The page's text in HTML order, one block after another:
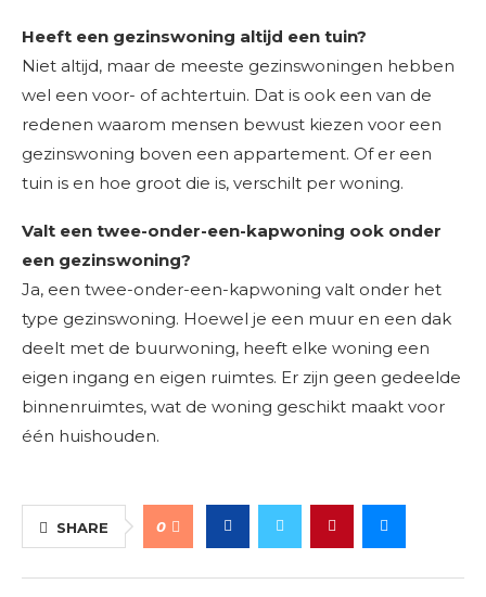
Heeft een gezinswoning altijd een tuin?
Niet altijd, maar de meeste gezinswoningen hebben
wel een voor- of achtertuin. Dat is ook een van de
redenen waarom mensen bewust kiezen voor een
gezinswoning boven een appartement. Of er een
tuin is en hoe groot die is, verschilt per woning.
Valt een twee-onder-een-kapwoning ook onder
een gezinswoning?
Ja, een twee-onder-een-kapwoning valt onder het
type gezinswoning. Hoewel je een muur en een dak
deelt met de buurwoning, heeft elke woning een
eigen ingang en eigen ruimtes. Er zijn geen gedeelde
binnenruimtes, wat de woning geschikt maakt voor
één huishouden.
SHARE 0